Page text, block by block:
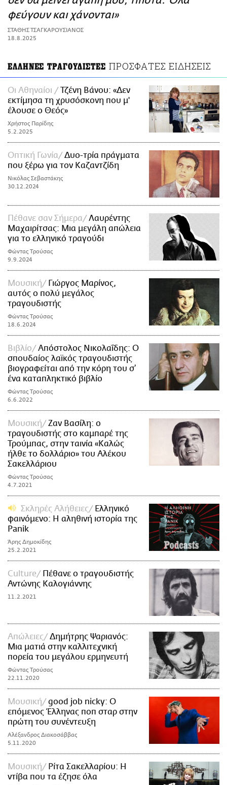
ΑΜΠΑ
PRINT
φεύγουν και χάνονται»
ΣΤΑΘΗΣ ΤΣΑΓΚΑΡΟΥΣΙΑΝΟΣ
18.8.2025
ΕΛΛΗΝΕΣ ΤΡΑΓΟΥΔΙΣΤΕΣ ΠΡΟΣΦΑΤΕΣ ΕΙΔΗΣΕΙΣ
Οι Αθηναίοι
Τζένη Βάνου: «Δεν
εκτίμησα τη χρυσόσκονη που μ'
έλουσε ο Θεός»
Χρήστος Παρίδης
5.2.2025
Οπτική Γωνία
Δυο-τρία πράγματα
που ξέρω για τον Καζαντζίδη
Νικόλας Σεβαστάκης
30.12.2024
Πέθανε σαν Σήμερα
Λαυρέντης
Μαχαιρίτσας: Μια μεγάλη απώλεια
για το ελληνικό τραγούδι
Φώντας Τρούσας
9.9.2024
Μουσική
Γιώργος Μαρίνος,
αυτός ο πολύ μεγάλος
τραγουδιστής
Φώντας Τρούσας
18.6.2024
Βιβλίο
Απόστολος Νικολαΐδης: Ο
σπουδαίος λαϊκός τραγουδιστής
βιογραφείται από την κόρη του σ’
ένα καταπληκτικό βιβλίο
Φώντας Τρούσας
6.6.2022
Μουσική
Ζαν Βασίλη: ο
τραγουδιστής στο καμπαρέ της
Τρούμπας, στην ταινία «Καλώς
ήλθε το δολλάριο» του Αλέκου
Σακελλάριου
Φώντας Τρούσας
4.7.2021
Σκληρές Αλήθειες
Ελληνικό
φαινόμενο: Η αληθινή ιστορία της
Panik
Άρης Δημοκίδης
25.2.2021
Culture
Πέθανε ο τραγουδιστής
Αντώνης Καλογιάννης
11.2.2021
Απώλειες
Δημήτρης Ψαριανός:
Μια ματιά στην καλλιτεχνική
πορεία του μεγάλου ερμηνευτή
Φώντας Τρούσας
22.11.2020
Μουσική
good job nicky: Ο
επόμενος Έλληνας ποπ σταρ στην
πρώτη του συνέντευξη
Αλέξανδρος Διακοσάββας
5.11.2020
Μουσική
Ρίτα Σακελλαρίου: H
ντίβα που τα έζησε όλα